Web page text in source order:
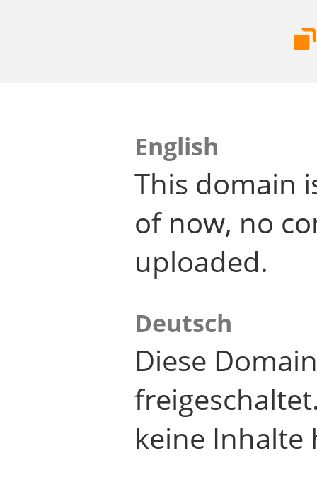
English
This domain
of now, no
uploaded.
Deutsch
Diese
keine Inhalte